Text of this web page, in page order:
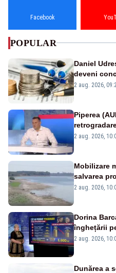
Facebook
POPULAR
Daniel
deveni
viitoare?
2 aug. 2026,
Piperea
catastrofă
2 aug. 2026,
Mobilizare
salvarea
va detona
2 aug. 2026,
Dorina
înghețării
pierdute de
2 aug. 2026,
Dunărea a